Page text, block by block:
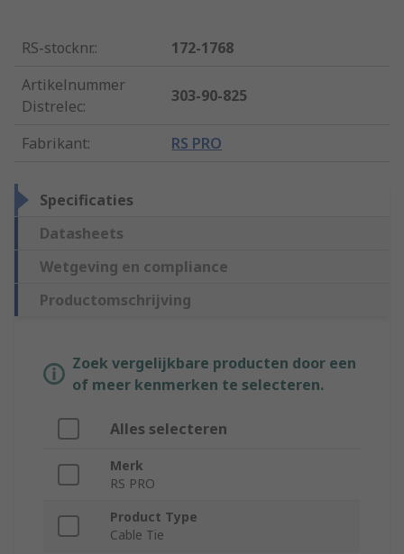
RS-stocknr.:
172-1768
Artikelnummer
Distrelec:
303-90-825
Fabrikant: RS PRO
Specificaties
Datasheets
Wetgeving en compliance
Productomschrijving
Zoek vergelijkbare producten door een
of meer kenmerken te selecteren.
Alles selecteren
Merk
RS PRO
Product Type
Cable Tie